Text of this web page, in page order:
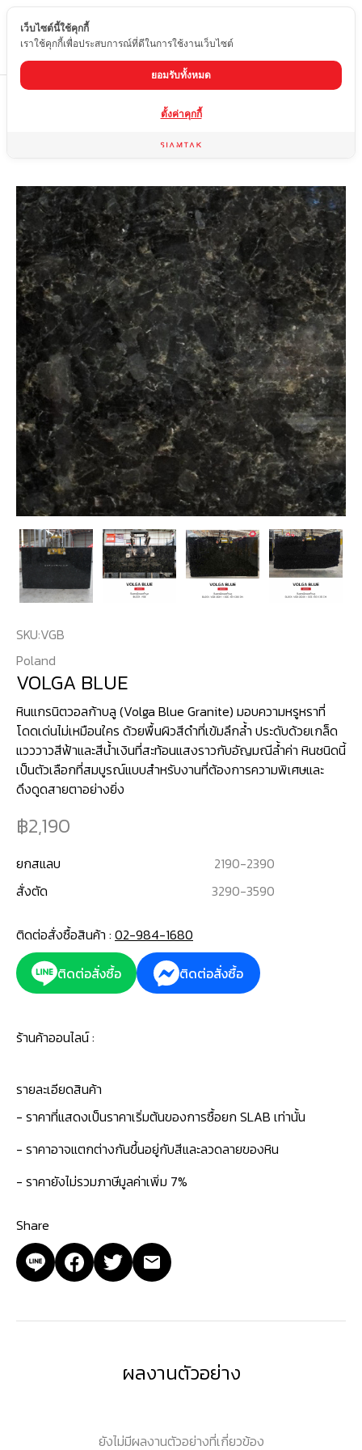
TH
หินแกรนิต
SKU:VGB
Poland
VOLGA BLUE
หินแกรนิตวอลก้าบลู (Volga Blue Granite) มอบความหรูหราที่
โดดเด่นไม่เหมือนใคร ด้วยพื้นผิวสีดำที่เข้มลึกล้ำ ประดับด้วยเกล็ด
แวววาวสีฟ้าและสีน้ำเงินที่สะท้อนแสงราวกับอัญมณีล้ำค่า หินชนิดนี้
เป็นตัวเลือกที่สมบูรณ์แบบสำหรับงานที่ต้องการความพิเศษและ
ดึงดูดสายตาอย่างยิ่ง
2,190
ยกสแลบ 2190-2390
สั่งตัด
3290-3590
ติดต่อสั่งซื้อสินค้า : 02-984-1680
ติดต่อสั่งซื้อ
ติดต่อสั่งซื้อ
ร้านค้าออนไลน์ :
รายละเอียดสินค้า
- ราคาที่แสดงเป็นราคาเริ่มต้นของการซื้อยก SLAB เท่านั้น
- ราคาอาจแตกต่างกันขึ้นอยู่กับสีและลวดลายของหิน
- ราคายังไม่รวมภาษีมูลค่าเพิ่ม 7%
Share
ผลงานตัวอย่าง
ยังไม่มีผลงานตัวอย่างที่เกี่ยวข้อง
เว็บไซต์นี้ใช้คุกกี้
เราใช้คุกกี้เพื่อประสบการณ์ที่ดีในการใช้งานเว็บไซต์
ยอมรับทั้งหมด
ตั้งค่าคุกกี้